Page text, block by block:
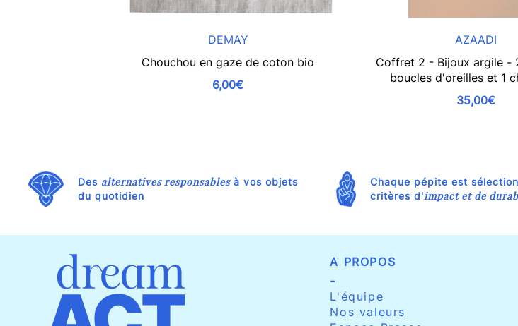
DEMAY
Chouchou en gaze de coton bio
6,00€
AZAADI
Coffret 2 - Bijoux argile -
boucles d'oreilles et 1
35,00€
Des alternatives responsablesà vos objets
du quotidien
Chaque pépite est
critères d'impact et de
A PROPOS
-
L'équipe
Nos valeurs